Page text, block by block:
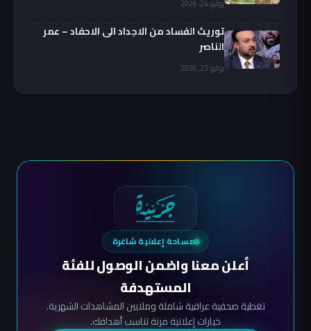
يوليو 24, 2026
توريث الفساد من الاجداد الى الاحفاد – عمر
الناصر
يوليو 23, 2026
مساحة إعلانية شاغرة
أعلن معنا واضمن الوصول للفئة
المستهدفة
تغطية صحفية عراقية شاملة وملايين المشاهدات الشهرية.
خيارات إعلانية مرنة تناسب أهدافك.